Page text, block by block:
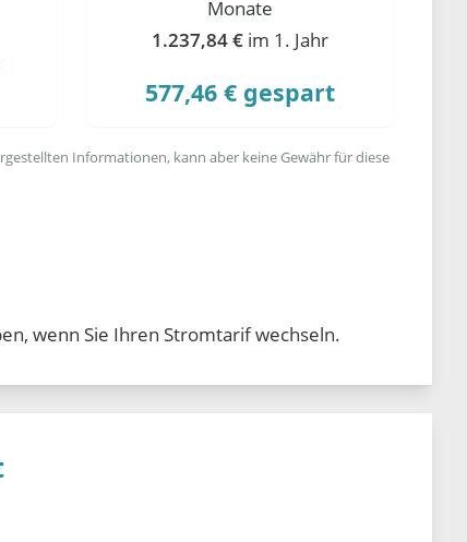
Monate
1.237,84 € im 1. Jahr
577,46 € gespart
Informationen, kann aber keine Gewähr für diese
wenn Sie Ihren Stromtarif wechseln.